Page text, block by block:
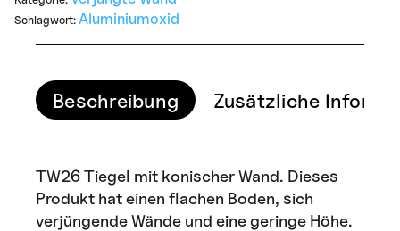
Schlagwort: Aluminiumoxid
Beschreibung Zusätzliche
TW26 Tiegel mit konischer Wand. Dieses
Produkt hat einen flachen Boden, sich
verjüngende Wände und eine geringe Höhe.